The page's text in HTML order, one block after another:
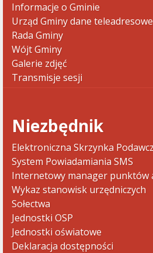
Informacje o Gminie
Urząd Gminy dane teleadresowe
Rada Gminy
Wójt Gminy
Galerie zdjęć
Transmisje sesji
Niezbędnik
Elektroniczna Skrzynka
System Powiadamiania SMS
Internetowy manager punktów
Wykaz stanowisk urzędniczych
Sołectwa
Jednostki OSP
Jednostki oświatowe
Deklaracja dostępności